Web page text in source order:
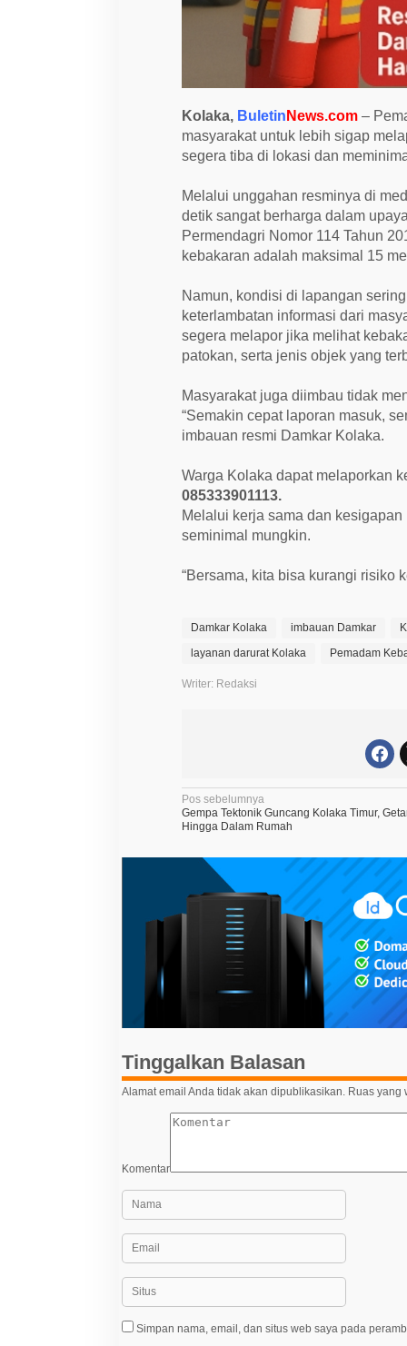
k
a
o
k
a
E
u
s
i
W
a
r
H
a
a
p
e
b
a
k
a
n
Kolaka, Buletin News.com –
masyarakat untuk lebih sigap
segera tiba di lokasi dan
Melalui unggahan resminya di
detik sangat berharga dalam
Permendagri Nomor 114 Tahun
kebakaran adalah maksimal 15
Namun, kondisi di lapangan
keterlambatan informasi dari
segera melapor jika melihat
patokan, serta jenis objek yang
Masyarakat juga diimbau tidak
“Semakin cepat laporan masuk,
imbauan resmi Damkar Kolaka.
Warga Kolaka dapat melaporkan
085333901113.
Melalui kerja sama dan
seminimal mungkin.
“Bersama, kita bisa kurangi risiko
Damkar Kolaka imbauan Damkar
layanan darurat Kolaka
Pemadam
Writer: Redaksi
N
a
v
g
a
Pos sebelumnya
Gempa Tektonik Guncang Kolaka Timur,
Hingga Dalam Rumah
Tinggalkan Balasan
Alamat email Anda tidak akan dipublikasikan. Ruas yang
Komentar
Simpan nama, email, dan situs web saya pada